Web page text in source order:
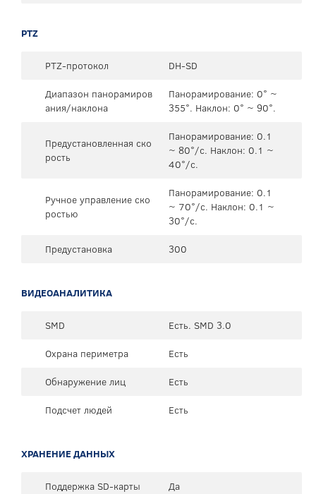
PTZ
PTZ-протокол
DH-SD
Диапазон панорамиров
ания/наклона
Панорамирование: 0° ~
355°. Наклон: 0° ~ 90°.
Предустановленная ско
рость
Панорамирование: 0.1
~ 80°/с. Наклон: 0.1 ~
40°/с.
Ручное управление ско
ростью
Панорамирование: 0.1
~ 70°/с. Наклон: 0.1 ~
30°/с.
Предустановка
300
ВИДЕОАНАЛИТИКА
SMD
Есть. SMD 3.0
Охрана периметра
Есть
Обнаружение лиц
Есть
Подсчет людей
Есть
ХРАНЕНИЕ ДАННЫХ
Поддержка SD-карты Да